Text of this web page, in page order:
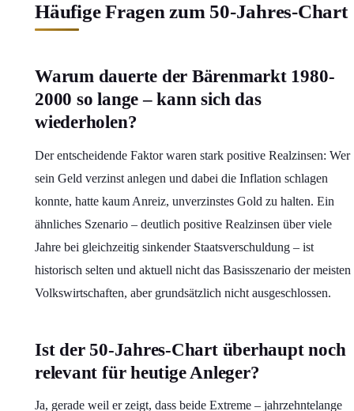
Häufige Fragen zum 50-Jahres-Chart
Warum dauerte der Bärenmarkt 1980-
2000 so lange – kann sich das
wiederholen?
Der entscheidende Faktor waren stark positive Realzinsen: Wer
sein Geld verzinst anlegen und dabei die Inflation schlagen
konnte, hatte kaum Anreiz, unverzinstes Gold zu halten. Ein
ähnliches Szenario – deutlich positive Realzinsen über viele
Jahre bei gleichzeitig sinkender Staatsverschuldung – ist
historisch selten und aktuell nicht das Basisszenario der meisten
Volkswirtschaften, aber grundsätzlich nicht ausgeschlossen.
Ist der 50-Jahres-Chart überhaupt noch
relevant für heutige Anleger?
Ja, gerade weil er zeigt, dass beide Extreme – jahrzehntelange